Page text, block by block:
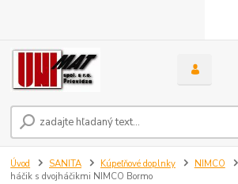
Úvod SANITA Kúpeľňové doplnky NIMCO
háčik s dvojháčikmi NIMCO Bormo